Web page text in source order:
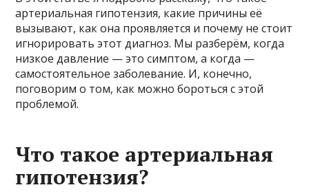
артериальная гипотензия, какие причины её
вызывают, как она проявляется и почему не стоит
игнорировать этот диагноз. Мы разберём, когда
низкое давление — это симптом, а когда —
самостоятельное заболевание. И, конечно,
поговорим о том, как можно бороться с этой
проблемой.
Что такое артериальная
гипотензия?